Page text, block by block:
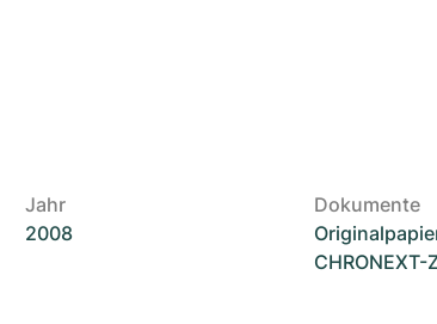
Jahr
2008
Dokumente